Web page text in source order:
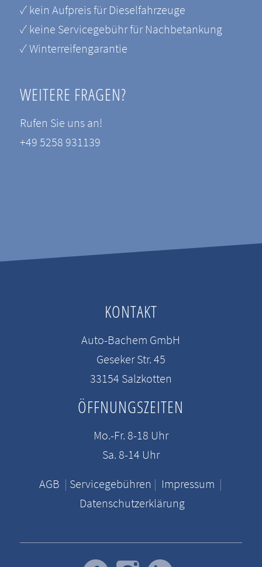
✓ kein Aufpreis für Dieselfahrzeuge
✓ keine Servicegebühr für Nachbetankung
✓ Winterreifengarantie
WEITERE FRAGEN?
Rufen Sie uns an!
+49 5258 931139
KONTAKT
Auto-Bachem GmbH
Geseker Str. 45
33154 Salzkotten
ÖFFNUNGSZEITEN
Mo.-Fr. 8-18 Uhr
Sa. 8-14 Uhr
AGB | Servicegebühren | Impressum |
Datenschutzerklärung